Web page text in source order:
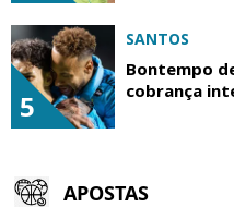
5
SANTOS
Bontempo
cobrança
APOSTAS